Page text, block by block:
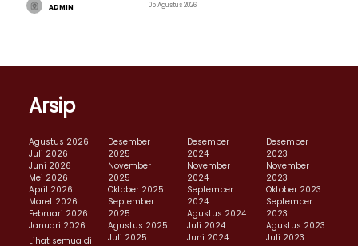
ADMIN 05 Agustus 2026
Arsip
Agustus 2026
Juli 2026
Juni 2026
Mei 2026
April 2026
Maret 2026
Februari 2026
Januari 2026
Lihat semua di
Desember
2025
November
2025
Oktober 2025
September
2025
Agustus 2025
Juli 2025
Desember
2024
November
2024
September
2024
Agustus 2024
Juli 2024
Juni 2024
Desember
2023
November
2023
Oktober 2023
September
2023
Agustus 2023
Juli 2023